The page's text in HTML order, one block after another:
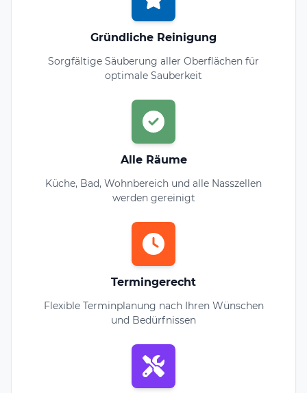
Gründliche Reinigung
Sorgfältige Säuberung aller Oberflächen für
optimale Sauberkeit
Alle Räume
Küche, Bad, Wohnbereich und alle Nasszellen
werden gereinigt
Termingerecht
Flexible Terminplanung nach Ihren Wünschen
und Bedürfnissen